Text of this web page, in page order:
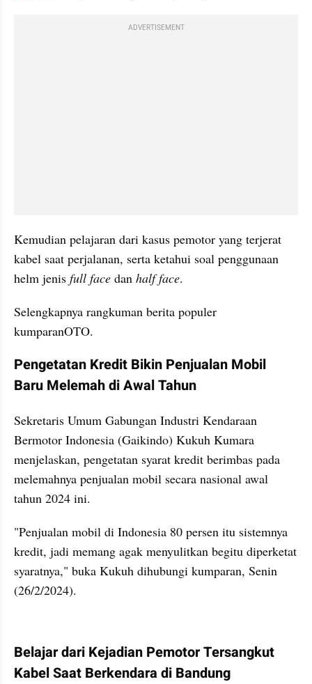
ADVERTISEMENT
Kemudian pelajaran dari kasus pemotor yang terjerat
kabel saat perjalanan, serta ketahui soal penggunaan
helm jenis full face dan half face.
Selengkapnya rangkuman berita populer
kumparanOTO.
Pengetatan Kredit Bikin Penjualan Mobil
Baru Melemah di Awal Tahun
Sekretaris Umum Gabungan Industri Kendaraan
Bermotor Indonesia (Gaikindo) Kukuh Kumara
menjelaskan, pengetatan syarat kredit berimbas pada
melemahnya penjualan mobil secara nasional awal
tahun 2024 ini.
"Penjualan mobil di Indonesia 80 persen itu sistemnya
kredit, jadi memang agak menyulitkan begitu diperketat
syaratnya," buka Kukuh dihubungi kumparan, Senin
(26/2/2024).
Belajar dari Kejadian Pemotor Tersangkut
Kabel Saat Berkendara di Bandung